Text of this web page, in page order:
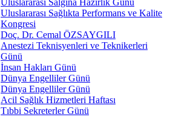
Uluslararası Sağlıkta Performans ve Kalite
Kongresi
Doç. Dr. Cemal ÖZSAYGILI
Anestezi Teknisyenleri ve Teknikerleri
Günü
İnsan Hakları Günü
Dünya Engelliler Günü
Dünya Engelliler Günü
Acil Sağlık Hizmetleri Haftası
Tıbbi Sekreterler Günü